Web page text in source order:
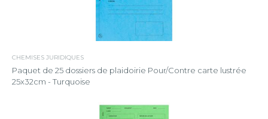
CHEMISES JURIDIQUES
Paquet de 25 dossiers de plaidoirie Pour/Contre carte lustrée
25x32cm - Turquoise